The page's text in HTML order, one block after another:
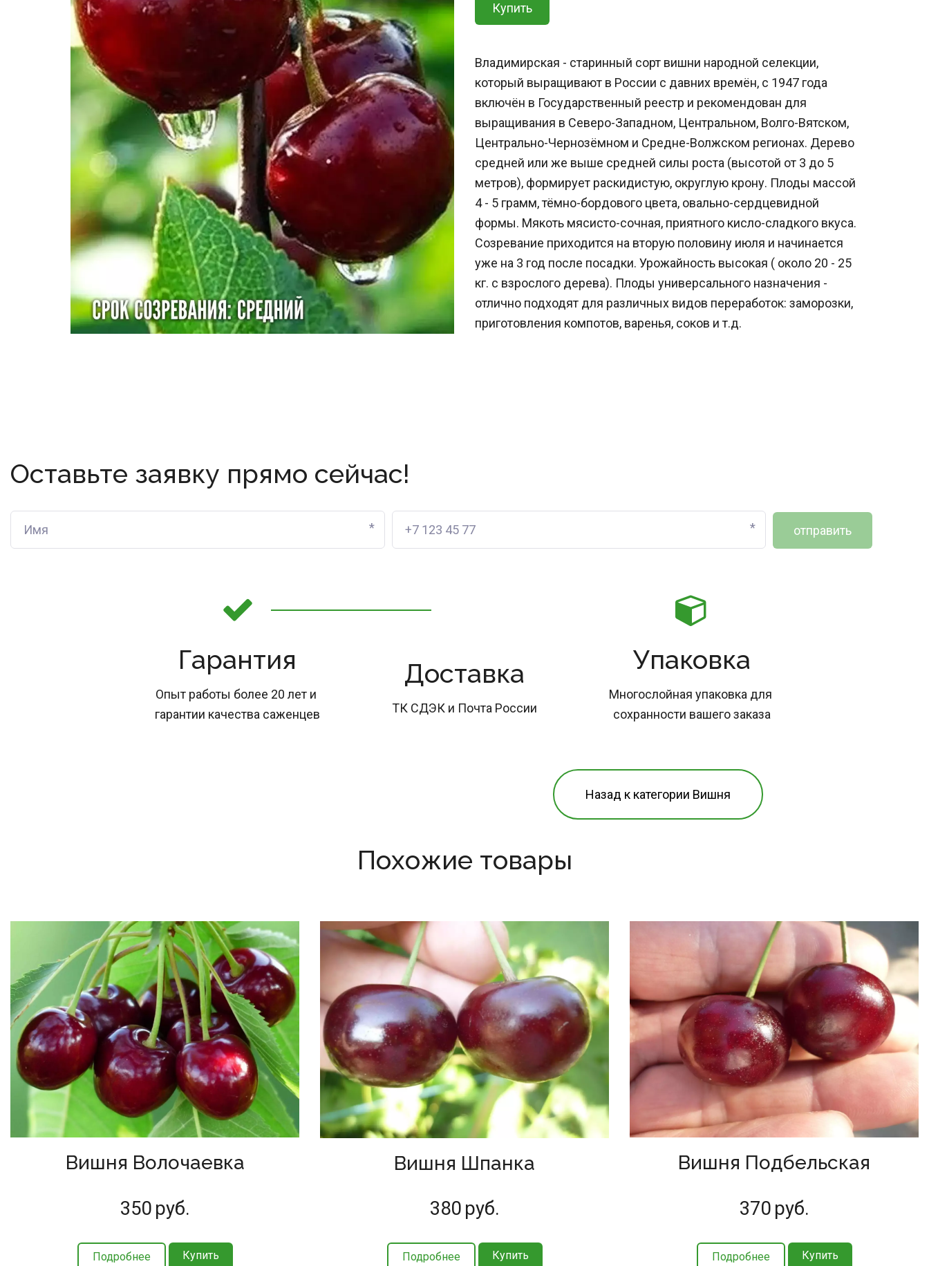
Купить
Владимирская - старинный сорт вишни народной селекции,
который выращивают в России с давних времён, с 1947 года
включён в Государственный реестр и рекомендован для
выращивания в Северо-Западном, Центральном, Волго-Вятском,
Центрально-Чернозёмном и Средне-Волжском регионах. Дерево
средней или же выше средней силы роста (высотой от 3 до 5
метров), формирует раскидистую, округлую крону. Плоды массой
4 - 5 грамм, тёмно-бордового цвета, овально-сердцевидной
формы. Мякоть мясисто-сочная, приятного кисло-сладкого вкуса.
Созревание приходится на вторую половину июля и начинается
уже на 3 год после посадки. Урожайность высокая ( около 20 - 25
кг. с взрослого дерева). Плоды универсального назначения -
отлично подходят для различных видов переработок: заморозки,
приготовления компотов, варенья, соков и т.д.
Оставьте заявку прямо сейчас!
* * отправить
Гарантия
Опыт работы более 20 лет и
гарантии качества саженцев
Доставка
ТК СДЭК и Почта России
Упаковка
Многослойная упаковка для
сохранности вашего заказа
Назад к категории Вишня
Похожие товары
Вишня Волочаевка
350 руб.
Подробнее Купить
Вишня Шпанка
380 руб.
Подробнее Купить
Вишня Подбельская
370 руб.
Подробнее Купить